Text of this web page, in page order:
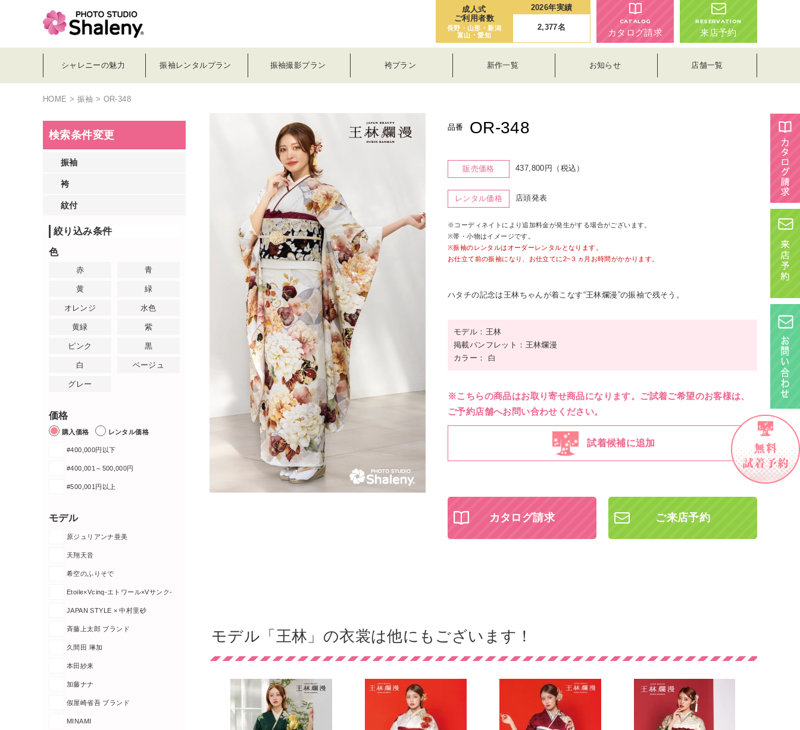
成人式
ご利用者数
長野・山形・新潟
富山・愛知
2026年実績
2,377名
CATALOG
カタログ請求
RESERVATION
来店予約
シャレニーの魅力 振袖レンタルプラン 振袖撮影プラン 袴プラン 新作一覧 お知らせ 店舗一覧
HOME > 振袖 > OR-348
品番 OR-348
販売価格 437,800円（税込）
レンタル価格 店頭発表
※コーディネイトにより追加料金が発生がする場合がございます。
※帯・小物はイメージです。
※振袖のレンタルはオーダーレンタルとなります。
お仕立て前の振袖になり、お仕立てに2~３ヵ月お時間がかかります。
ハタチの記念は王林ちゃんが着こなす“王林爛漫”の振袖で残そう。
モデル：王林
掲載パンフレット：王林爛漫
カラー： 白
※こちらの商品はお取り寄せ商品になります。ご試着ご希望のお客様は、
ご予約店舗へお問い合わせください。
試着候補に追加
カタログ請求 ご来店予約
モデル「王林」の衣裳は他にもございます！
検索条件変更
振袖
袴
紋付
絞り込み条件
色
赤 青
黄 緑
オレンジ 水色
黄緑 紫
ピンク 黒
白 ベージュ
グレー
価格
購入価格 レンタル価格
#400,000円以下
#400,001～500,000円
#500,001円以上
モデル
原ジュリアンナ亜美
天翔天音
希空のふりそで
Etoile×Vcinq-エトワール×Vサンク-
JAPAN STYLE × 中村里砂
斉藤上太郎 ブランド
久間田 琳加
本田紗来
加藤ナナ
假屋崎省吾 ブランド
MINAMI